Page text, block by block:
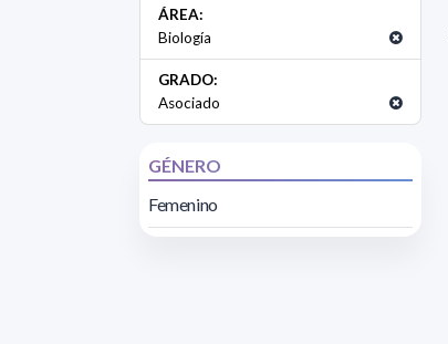
ÁREA:
Biología
GRADO:
Asociado
GÉNERO
Femenino